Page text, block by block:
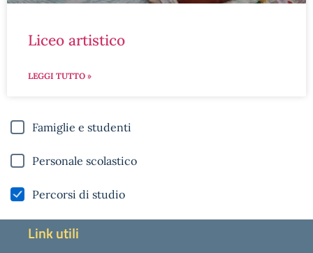
liceo artistico
LEGGI TUTTO »
Famiglie e studenti
Personale scolastico
Percorsi di studio
Link utili